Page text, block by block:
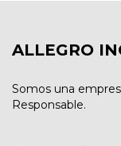
ALLEGRO
Somos una
Responsable.